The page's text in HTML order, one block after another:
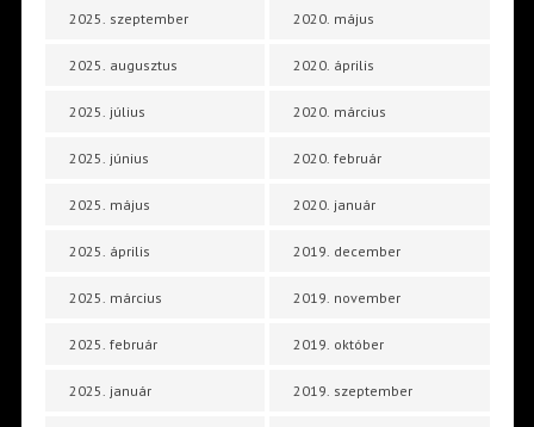
2025. szeptember
2025. augusztus
2025. július
2025. június
2025. május
2025. április
2025. március
2025. február
2025. január
2020. május
2020. április
2020. március
2020. február
2020. január
2019. december
2019. november
2019. október
2019. szeptember